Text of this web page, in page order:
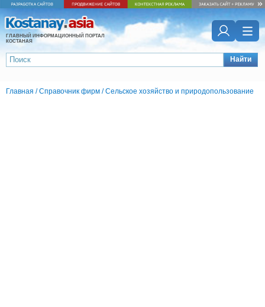
ГЛАВНЫЙ ИНФОРМАЦИОННЫЙ ПОРТАЛ
КОСТАНАЯ
Найти
Главная /Справочник фирм /Сельское хозяйство и природопользование